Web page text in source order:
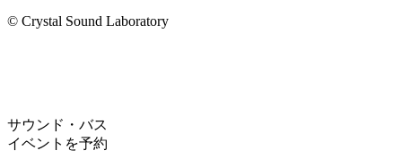
© Crystal Sound Laboratory
サウンド・バス
イベントを予約